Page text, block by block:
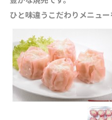
ひと味違うこだわりメニュー